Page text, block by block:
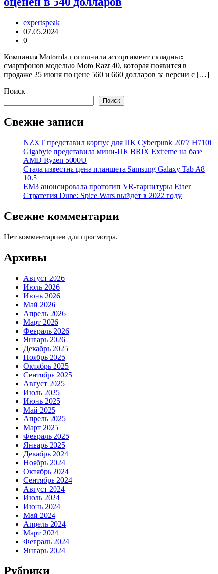
expertspeak
07.05.2024
0
Компания Motorola пополнила ассортимент складных
смартфонов моделью Moto Razr 40, которая появится в
продаже 25 июня по цене 560 и 660 долларов за версии с […]
Поиск
Поиск
Свежие записи
NZXT представил корпус для ПК Cyberpunk 2077 H710i
Gigabyte представила мини-ПК BRIX Extreme на базе
AMD Ryzen 5000U
Стала известна цена планшета Samsung Galaxy Tab A8
10.5
EM3 анонсировала прототип VR-гарнитуры Ether
Стратегия Dune: Spice Wars выйдет в 2022 году
Свежие комментарии
Нет комментариев для просмотра.
Архивы
Август 2026
Июль 2026
Июнь 2026
Май 2026
Апрель 2026
Март 2026
Февраль 2026
Январь 2026
Декабрь 2025
Ноябрь 2025
Октябрь 2025
Сентябрь 2025
Август 2025
Июль 2025
Июнь 2025
Май 2025
Апрель 2025
Март 2025
Февраль 2025
Январь 2025
Декабрь 2024
Ноябрь 2024
Октябрь 2024
Сентябрь 2024
Август 2024
Июль 2024
Июнь 2024
Май 2024
Апрель 2024
Март 2024
Февраль 2024
Январь 2024
Рубрики